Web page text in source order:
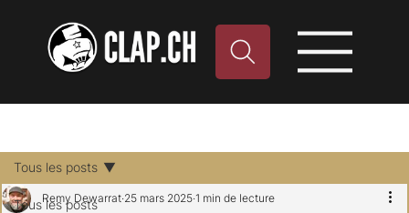
Tous les posts
Tous les posts
Remy Dewarrat 25 mars 2025 1 min de lecture